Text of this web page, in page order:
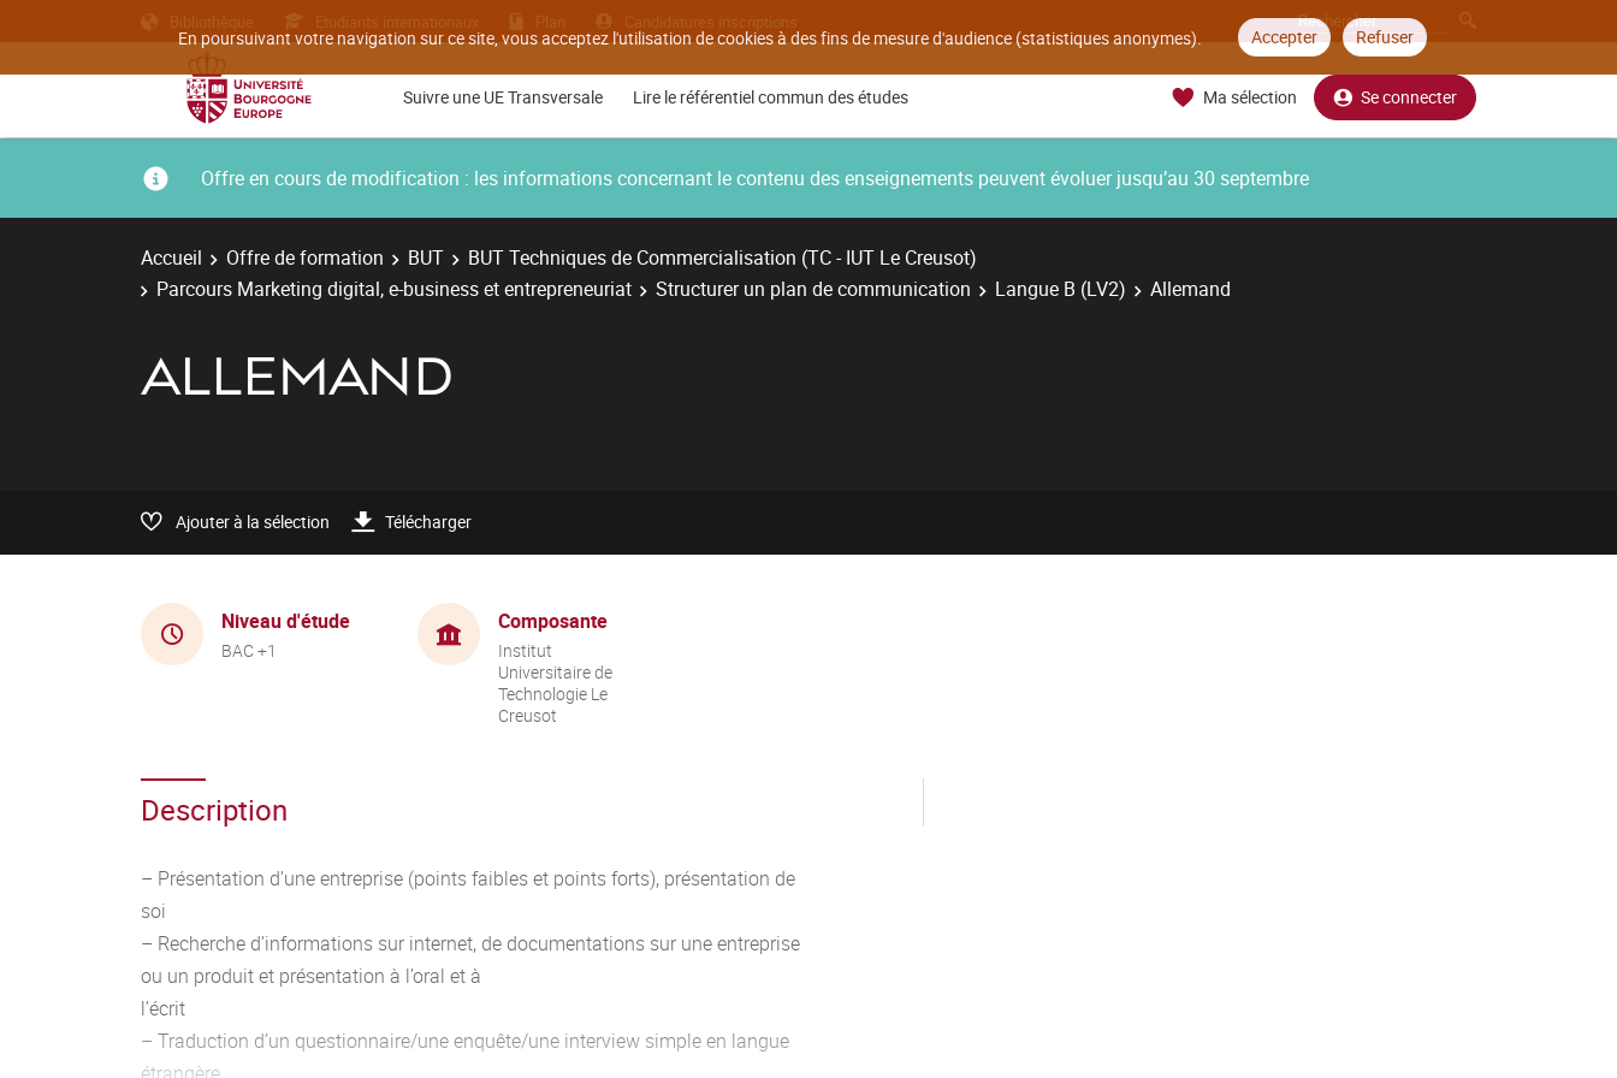
En poursuivant votre navigation sur ce site, vous acceptez l'utilisation de cookies à des fins de mesure d'audience (statistiques anonymes). Accepter Refuser
Bibliothèque Etudiants internationaux Plan Candidatures inscriptions
Suivre une UE Transversale Lire le référentiel commun des études Ma sélection Se connecter
Offre en cours de modification : les informations concernant le contenu des enseignements peuvent évoluer jusqu’au 30 septembre
Accueil Offre de formation BUT
BUT Techniques de Commercialisation (TC - IUT Le Creusot)
Parcours Marketing digital, e-business et entrepreneuriat
Structurer un plan de communication Langue B (LV2) Allemand
ALLEMAND
Ajouter à la sélection Télécharger
Niveau d'étude
BAC +1
Composante
Institut
Universitaire de
Technologie Le
Creusot
Description
– Présentation d’une entreprise (points faibles et points forts), présentation de
soi
– Recherche d’informations sur internet, de documentations sur une entreprise
ou un produit et présentation à l’oral et à
l’écrit
– Traduction d’un questionnaire/une enquête/une interview simple en langue